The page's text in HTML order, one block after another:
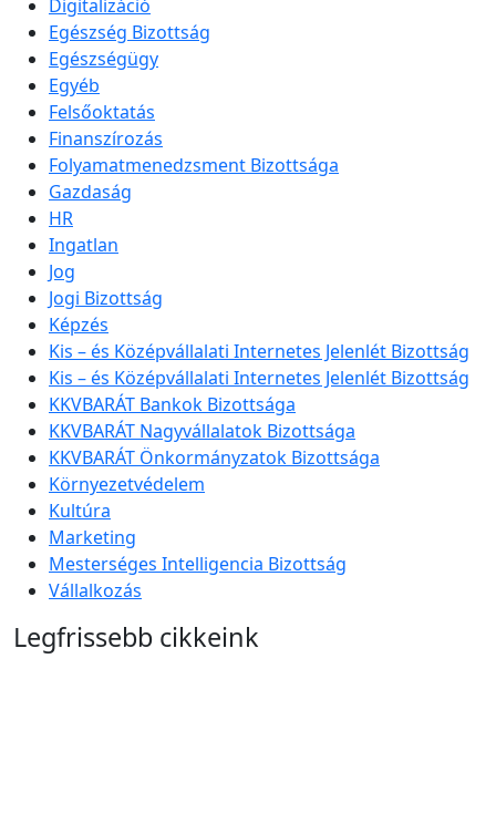
Digitalizáció
Egészség Bizottság
Egészségügy
Egyéb
Felsőoktatás
Finanszírozás
Folyamatmenedzsment Bizottsága
Gazdaság
HR
Ingatlan
Jog
Jogi Bizottság
Képzés
Kis – és Középvállalati Internetes Jelenlét Bizottság
Kis – és Középvállalati Internetes Jelenlét Bizottság
KKVBARÁT Bankok Bizottsága
KKVBARÁT Nagyvállalatok Bizottsága
KKVBARÁT Önkormányzatok Bizottsága
Környezetvédelem
Kultúra
Marketing
Mesterséges Intelligencia Bizottság
Vállalkozás
Legfrissebb cikkeink